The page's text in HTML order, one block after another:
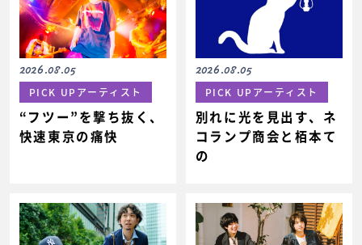
2026.08.05
PICK UPアーティスト
“フツー”を撃ち抜く、
快速東京の痛快
2026.08.05
PICK UPアーティスト
別れに光を見出す、ネ
コランプ商会と栢本て
の